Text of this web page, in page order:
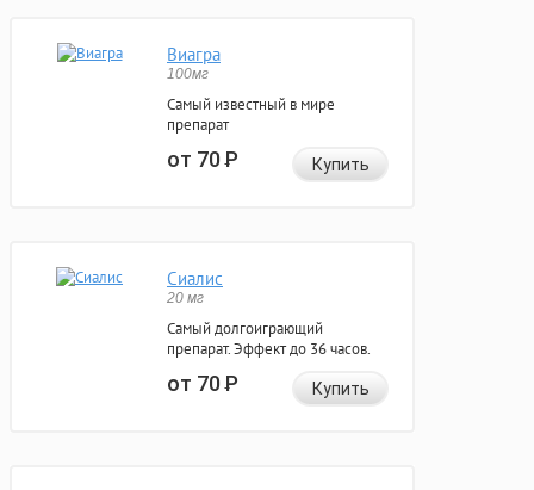
Виагра
100мг
Самый известный в мире
препарат
от 70Р Купить
Сиалис
20 мг
Самый долгоиграющий
препарат. Эффект до 36 часов.
от 70Р Купить